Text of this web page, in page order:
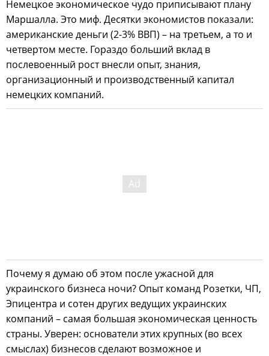
Немецкое экономическое чудо приписывают плану
Маршалла. Это миф. Десятки экономистов показали:
американские деньги (2-3% ВВП) – на третьем, а то и
четвертом месте. Гораздо больший вклад в
послевоенный рост внесли опыт, знания,
организационный и производственный капитал
немецких компаний.
Почему я думаю об этом после ужасной для
украинского бизнеса ночи? Опыт команд Розетки, ЧП,
Эпицентра и сотен других ведущих украинских
компаний – самая большая экономическая ценность
страны. Уверен: основатели этих крупных (во всех
смыслах) бизнесов сделают возможное и